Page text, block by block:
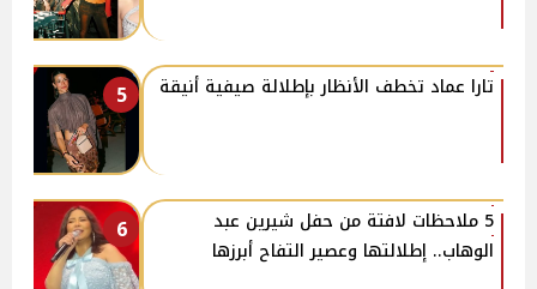
5 تارا عماد تخطف الأنظار بإطلالة صيفية أنيقة
6
5 ملاحظات لافتة من حفل شيرين عبد
الوهاب.. إطلالتها وعصير التفاح أبرزها